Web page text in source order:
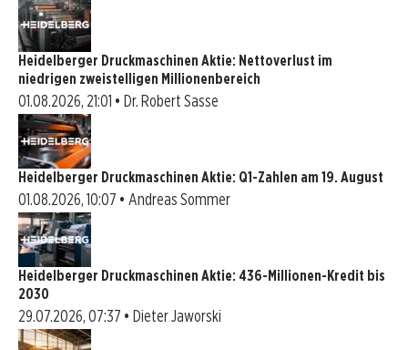
Heidelberger Druckmaschinen Aktie: Nettoverlust im
niedrigen zweistelligen Millionenbereich
01.08.2026, 21:01 • Dr. Robert Sasse
Heidelberger Druckmaschinen Aktie: Q1-Zahlen am 19. August
01.08.2026, 10:07 • Andreas Sommer
Heidelberger Druckmaschinen Aktie: 436-Millionen-Kredit bis
2030
29.07.2026, 07:37 • Dieter Jaworski